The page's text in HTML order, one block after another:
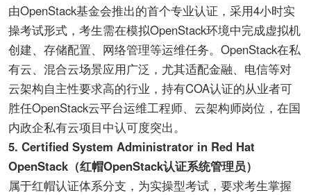
由OpenStack基金会推出的首个专业认证，采用4小时实
操考试形式，考生需在模拟OpenStack环境中完成虚拟机
创建、存储配置、网络管理等运维任务。OpenStack在私
有云、混合云场景应用广泛，尤其适配金融、电信等对
云架构自主性要求高的行业，持有COA认证的从业者可
胜任OpenStack云平台运维工程师、云架构师岗位，在国
内政企私有云项目中认可度突出。
5. Certified System Administrator in Red Hat
OpenStack（红帽OpenStack认证系统管理员）
属于红帽认证体系分支，为实操型考试，要求考生掌握